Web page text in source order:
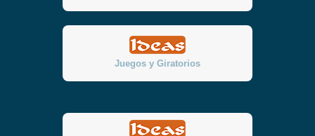
Juegos y Giratorios